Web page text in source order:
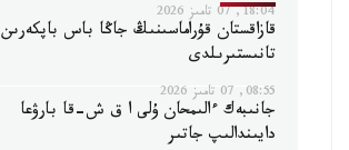
18:04, 07 تامىز 2026
قازاقستان قۇراماسىنىڭ جاڭا باس باپكەرىن
تانىستىرىلدى
08:55, 07 تامىز 2026
جانىبەك ءالىمحان ۇلى ا ق ش-قا بارۋعا
دايىندالىپ جاتىر